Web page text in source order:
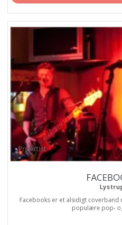
ProArtist
Facebooks er et alsidigt
populære pop-